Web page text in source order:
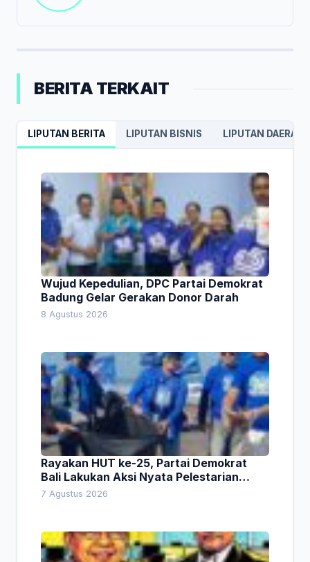
BERITA TERKAIT
LIPUTAN BERITA LIPUTAN BISNIS LIPUTAN DAERAH
Wujud Kepedulian, DPC Partai Demokrat
Badung Gelar Gerakan Donor Darah
8 Agustus 2026
Rayakan HUT ke-25, Partai Demokrat
Bali Lakukan Aksi Nyata Pelestarian
Lingkungan
7 Agustus 2026